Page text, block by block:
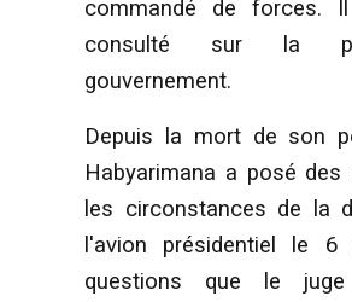
commandé de forces.
consulté sur la
gouvernement.
Depuis la mort de son
Habyarimana a posé
les circonstances de la
l'avion présidentiel le
questions que le juge